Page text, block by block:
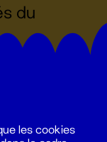
du
les cookies